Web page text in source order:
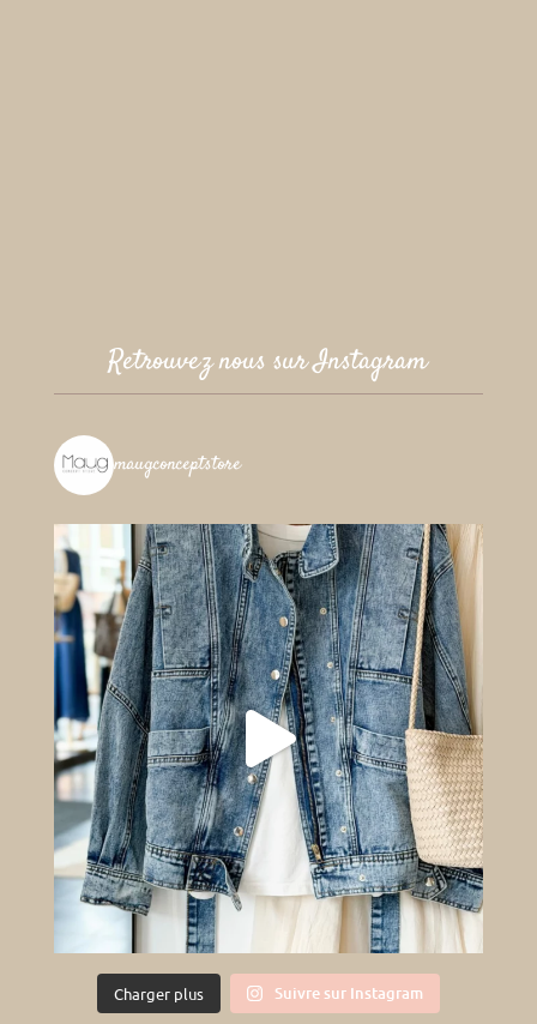
Retrouvez nous sur Instagram
maugconceptstore
Charger plus Suivre sur Instagram